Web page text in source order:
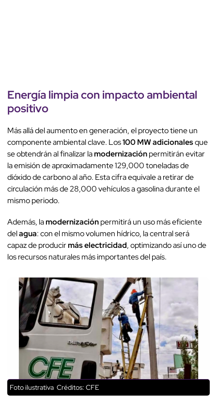
Energía limpiacon impacto ambiental
positivo
Más allá del aumento en generación, el proyecto tiene un
componente ambiental clave. Los100 MW adicionalesque
se obtendrán al finalizar lamodernizaciónpermitirán evitar
la emisión de aproximadamente 129,000 toneladas de
dióxido de carbono al año. Esta cifra equivale a retirar de
circulación más de 28,000 vehículos a gasolina durante el
mismo periodo.
Además, lamodernizaciónpermitirá un uso más eficiente
delagua: con el mismo volumen hídrico, la central será
capaz de producirmás electricidad, optimizando así uno de
los recursos naturales más importantes del país.
Foto ilustrativa Créditos: CFE